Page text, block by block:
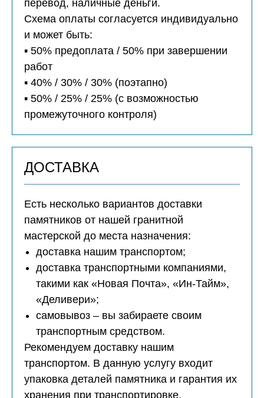
перевод, наличные деньги.
Схема оплаты согласуется индивидуально
и может быть:
▪️ 50% предоплата / 50% при завершении
работ
▪️ 40% / 30% / 30% (поэтапно)
▪️ 50% / 25% / 25% (с возможностью
промежуточного контроля)
ДОСТАВКА
Есть несколько вариантов доставки
памятников от нашей гранитной
мастерской до места назначения:
доставка нашим транспортом;
доставка транспортными компаниями,
такими как «Новая Почта», «Ин-Тайм»,
«Деливери»;
самовывоз – вы забираете своим
транспортным средством.
Рекомендуем доставку нашим
транспортом. В данную услугу входит
упаковка деталей памятника и гарантия их
хранения при транспортировке.